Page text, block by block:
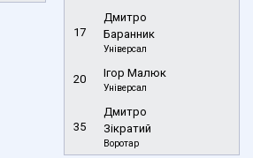
17
Дмитро
Баранник
Універсал
20 Ігор Малюк
Універсал
35
Дмитро
Зікратий
Воротар